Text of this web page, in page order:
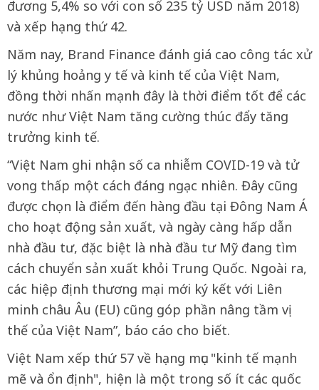
đương 5,4% so với con số 235 tỷ USD năm 2018)
và xếp hạng thứ 42.
Năm nay, Brand Finance đánh giá cao công tác xử
lý khủng hoảng y tế và kinh tế của Việt Nam,
đồng thời nhấn mạnh đây là thời điểm tốt để các
nước như Việt Nam tăng cường thúc đẩy tăng
trưởng kinh tế.
“Việt Nam ghi nhận số ca nhiễm COVID-19 và tử
vong thấp một cách đáng ngạc nhiên. Đây cũng
được chọn là điểm đến hàng đầu tại Đông Nam Á
cho hoạt động sản xuất, và ngày càng hấp dẫn
nhà đầu tư, đặc biệt là nhà đầu tư Mỹ đang tìm
cách chuyển sản xuất khỏi Trung Quốc. Ngoài ra,
các hiệp định thương mại mới ký kết với Liên
minh châu Âu (EU) cũng góp phần nâng tầm vị
thế của Việt Nam”, báo cáo cho biết.
Việt Nam xếp thứ 57 về hạng mục "kinh tế mạnh
mẽ và ổn định", hiện là một trong số ít các quốc